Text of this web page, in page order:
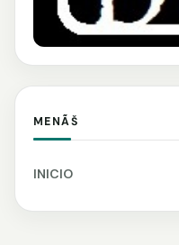
MENÃŠ
INICIO